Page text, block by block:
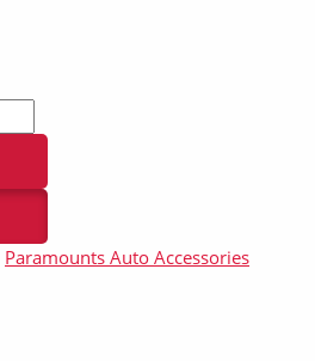
Paramounts Auto Accessories